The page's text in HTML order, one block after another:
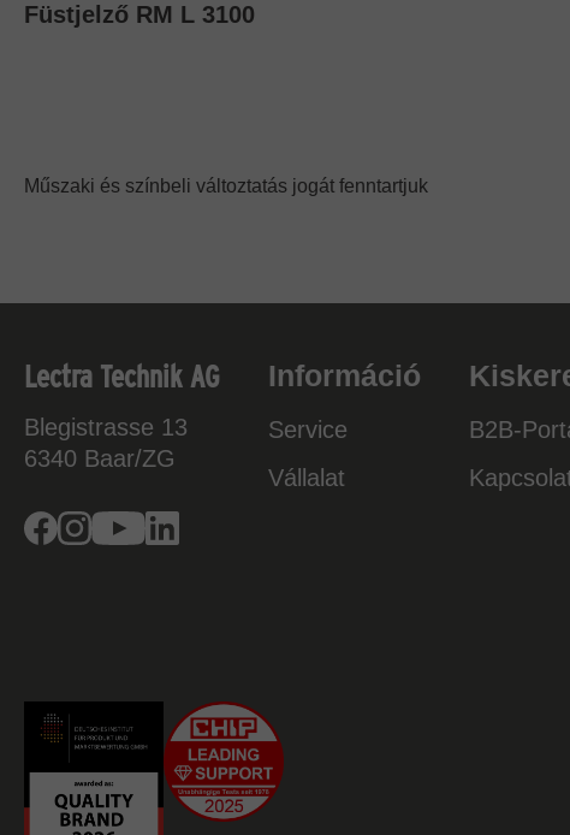
Füstjelző RM L 3100
Műszaki és színbeli változtatás jogát fenntartjuk
Lectra Technik AG
Blegistrasse 13
6340 Baar/ZG
Facebook
Instagram
Youtube
Információ
Service
Vállalat
B2B-